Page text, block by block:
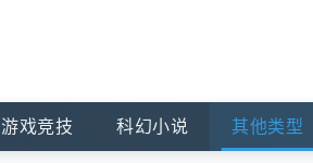
游戏竞技 科幻小说 其他类型